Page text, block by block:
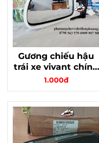
Gương chiếu hậu
trái xe vivant chính
hãng gm mã
lượng
1.000đ